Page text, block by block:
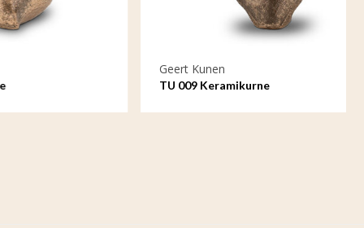
Geert Kunen
TU 009 Keramikurne